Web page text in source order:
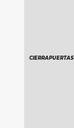
CIERRAPUERTAS